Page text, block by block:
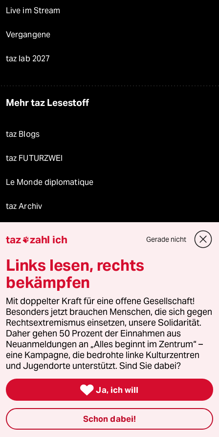
Live im Stream
Vergangene
taz lab 2027
Mehr taz Lesestoff
taz Blogs
taz FUTURZWEI
Le Monde diplomatique
taz Archiv
Reisen
Kantine
Shop
Anzeigen
Fragen & Hilfe
Feedback
taz zahl ich Gerade nicht
Links lesen, rechts
bekämpfen
Mit doppelter Kraft für eine offene Gesellschaft!
Besonders jetzt brauchen Menschen, die sich gegen
Rechtsextremismus einsetzen, unsere Solidarität.
Daher gehen 50 Prozent der Einnahmen aus
Neuanmeldungen an „Alles beginnt im Zentrum“ –
eine Kampagne, die bedrohte linke Kulturzentren
und Jugendorte unterstützt. Sind Sie dabei?
 Ja, ich will
Schon dabei!